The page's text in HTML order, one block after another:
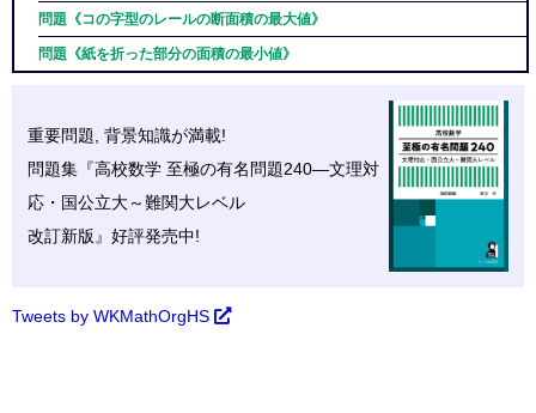
問題《コの字型のレールの断面積の最大値》
問題《紙を折った部分の面積の最小値》
重要問題, 背景知識が満載!
問題集『高校数学 至極の有名問題240—文理対
応・ 国公立大～難関大レベル
改訂新版』好評発売中!
Tweets by WKMathOrgHS